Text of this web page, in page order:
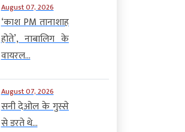
August 07, 2026
‘काश PM तानाशाह
होते’, नाबालिग के
वायरल...
August 07, 2026
सनी देओल के गुस्से
से डरते थे...